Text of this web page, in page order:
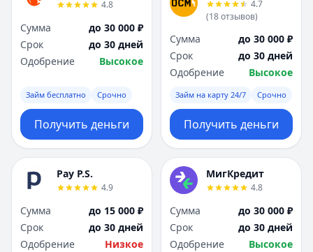
4.8
Сумма
до 30 000 ₽
Срок
до 30 дней
Одобрение
Высокое
Займ бесплатно Срочно
Получить деньги
4.7
(18отзывов)
Сумма
до 30 000 ₽
Срок
до 30 дней
Одобрение
Высокое
Займ на карту 24/7 Срочно
Получить деньги
Pay P.S.
4.9
Сумма
до 15 000 ₽
Срок
до 30 дней
Одобрение
Низкое
МигКредит
4.8
Сумма
до 30 000 ₽
Срок
до 30 дней
Одобрение
Высокое